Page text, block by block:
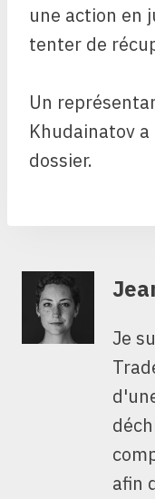
une action en
tenter de
Un
Khudainatov
dossier.
Je
afin